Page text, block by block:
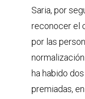
Saria, por
reconocer el
por las
ha habido
premiadas,